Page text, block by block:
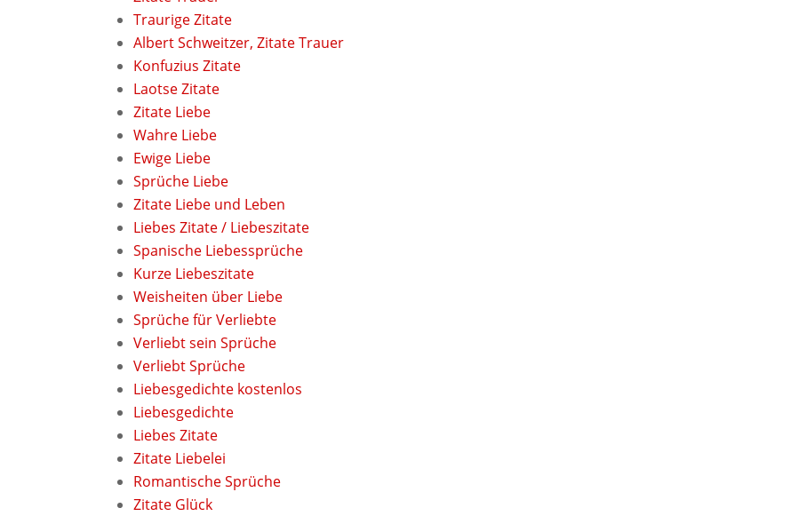
Traurige Zitate
Albert Schweitzer, Zitate Trauer
Konfuzius Zitate
Laotse Zitate
Zitate Liebe
Wahre Liebe
Ewige Liebe
Sprüche Liebe
Zitate Liebe und Leben
Liebes Zitate / Liebeszitate
Spanische Liebessprüche
Kurze Liebeszitate
Weisheiten über Liebe
Sprüche für Verliebte
Verliebt sein Sprüche
Verliebt Sprüche
Liebesgedichte kostenlos
Liebesgedichte
Liebes Zitate
Zitate Liebelei
Romantische Sprüche
Zitate Glück